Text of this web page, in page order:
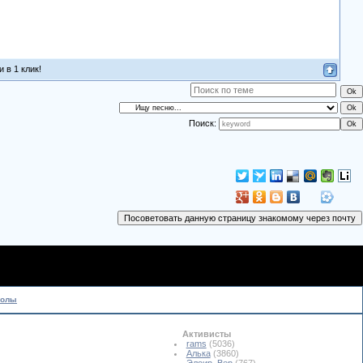
в 1 клик!
Поиск:
Активисты
rams (5036)
Алька(3860)